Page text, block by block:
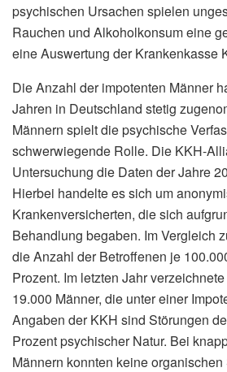
psychischen Ursachen spielen
Rauchen und Alkoholkonsum eine
eine Auswertung der Krankenkasse
Die Anzahl der impotenten Männer
Jahren in Deutschland stetig
Männern spielt die psychische
schwerwiegende Rolle. Die KKH-
Untersuchung die Daten der Jahre
Hierbei handelte es sich um
Krankenversicherten, die sich
Behandlung begaben. Im Vergleich
die Anzahl der Betroffenen je
Prozent. Im letzten Jahr
19.000 Männer, die unter einer
Angaben der KKH sind Störungen
Prozent psychischer Natur. Bei
Männern konnten keine organischen